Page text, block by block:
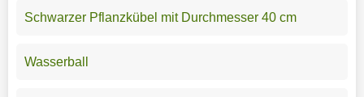
Schwarzer Pflanzkübel mit Durchmesser 40 cm
Wasserball